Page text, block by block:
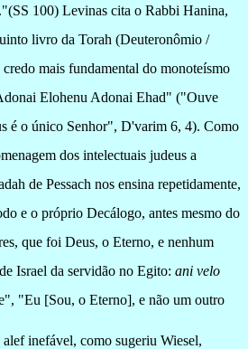
100) Levinas cita o Rabbi Hanina,
livro da Torah (Deuteronômio /
mais fundamental do monoteísmo
Elohenu Adonai Ehad" ("Ouve
é o único Senhor", D'varim 6, 4). Como
dos intelectuais judeus a
de Pessach nos ensina repetidamente,
e o próprio Decálogo, antes mesmo do
que foi Deus, o Eterno, e nenhum
Israel da servidão no Egito: ani velo
"Eu [Sou, o Eterno], e não um outro
inefável, como sugeriu Wiesel,